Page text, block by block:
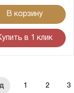
В корзину
в 1 клик
1 2 3